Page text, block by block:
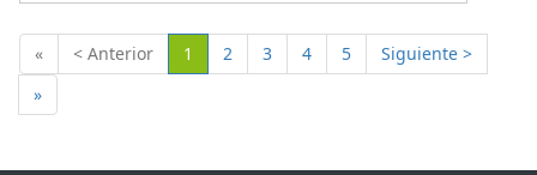
« < Anterior 1 (Actual)
2 3 4 5
Siguiente >
»